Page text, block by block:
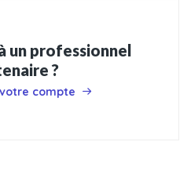
un professionnel
?
compte